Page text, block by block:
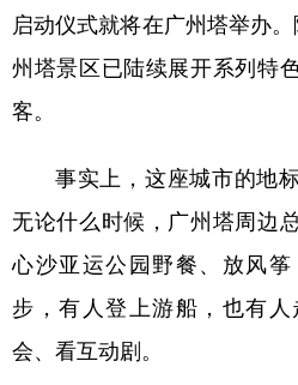
启动仪式就将在广州塔举办
州塔景区已陆续展开系列特
客。
事实上，这座城市的地
无论什么时候，广州塔周边
心沙亚运公园野餐、放风
步，有人登上游船，也有
会、看互动剧。